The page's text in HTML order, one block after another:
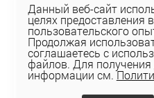
Данный веб-сайт
целях предоставления
пользовательского
Продолжая
соглашаетесь с
файлов. Для получения
информации см.